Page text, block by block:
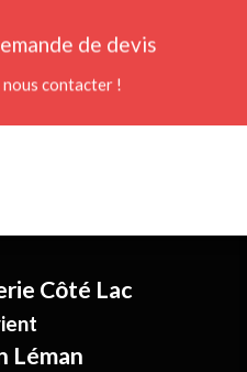
de devis
nous contacter !
Côté Lac
Léman